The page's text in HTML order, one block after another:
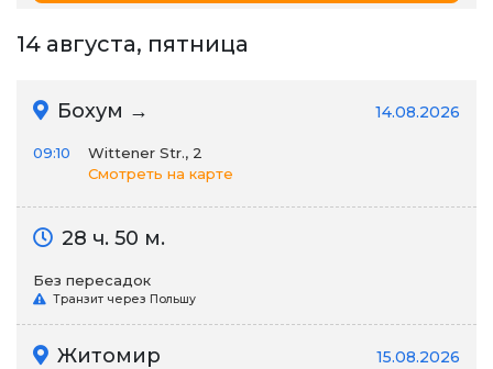
14 августа, пятница
Бохум → 14.08.2026
09:10
Wittener Str., 2
Смотреть на карте
28 ч. 50 м.
Без пересадок
Транзит через Польшу
Житомир 15.08.2026